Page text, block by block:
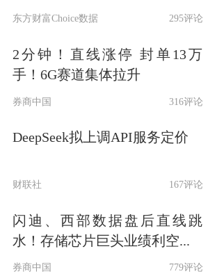
东方财富Choice数据 295评论
2分钟！直线涨停 封单13万
手！6G赛道集体拉升
券商中国 316评论
DeepSeek拟上调API服务定价
财联社 167评论
闪迪、西部数据盘后直线跳
水！存储芯片巨头业绩利空...
券商中国 779评论